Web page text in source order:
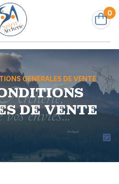
GENERALES DE VENTE
DE VENTE
0